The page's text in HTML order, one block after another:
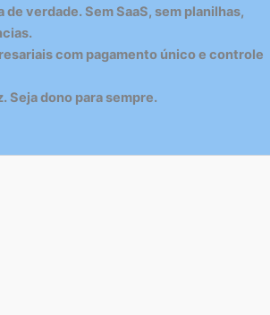
de verdade. Sem SaaS, sem planilhas,
com pagamento único e controle
Seja dono para sempre.